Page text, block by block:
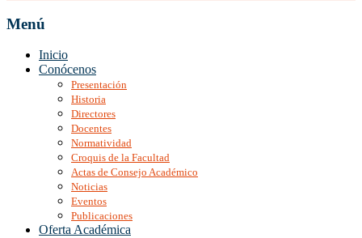
Menú
Inicio
Conócenos
Presentación
Historia
Directores
Docentes
Normatividad
Croquis de la Facultad
Actas de Consejo Académico
Noticias
Eventos
Publicaciones
Oferta Académica